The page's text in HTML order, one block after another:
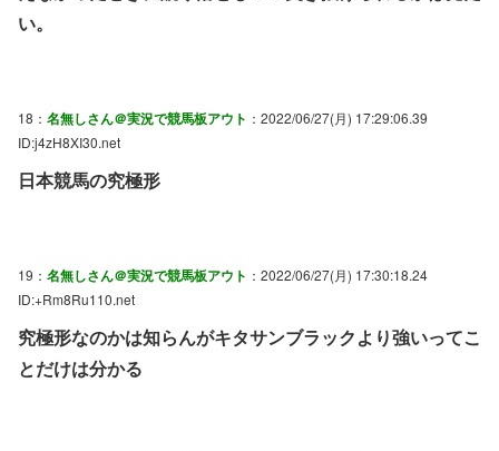
い。
18： 名無しさん＠実況で競馬板アウト ：2022/06/27(月) 17:29:06.39
ID:j4zH8XI30.net
日本競馬の究極形
19： 名無しさん＠実況で競馬板アウト ：2022/06/27(月) 17:30:18.24
ID:+Rm8Ru110.net
究極形なのかは知らんがキタサンブラックより強いってこ
とだけは分かる